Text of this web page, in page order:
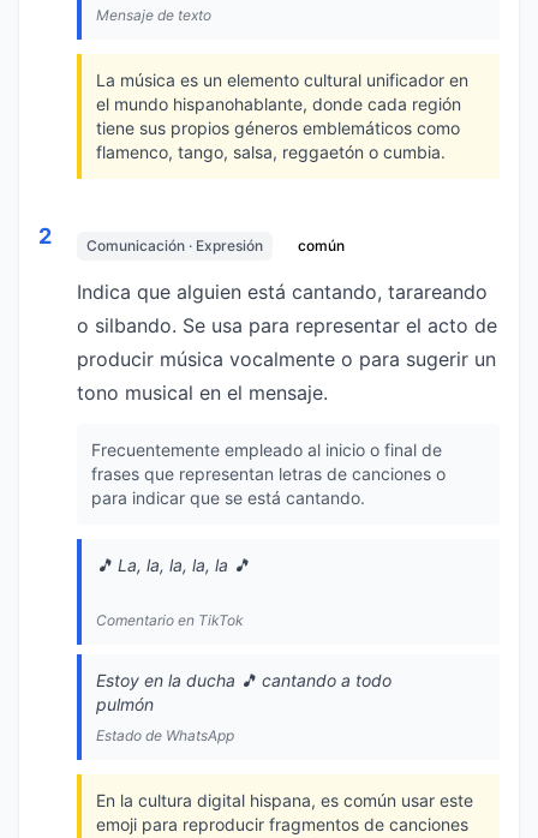
Mensaje de texto
La música es un elemento cultural unificador en
el mundo hispanohablante, donde cada región
tiene sus propios géneros emblemáticos como
flamenco, tango, salsa, reggaetón o cumbia.
2 Comunicación · Expresión común
Indica que alguien está cantando, tarareando
o silbando. Se usa para representar el acto de
producir música vocalmente o para sugerir un
tono musical en el mensaje.
Frecuentemente empleado al inicio o final de
frases que representan letras de canciones o
para indicar que se está cantando.
🎵 La, la, la, la, la 🎵
Comentario en TikTok
Estoy en la ducha 🎵 cantando a todo
pulmón
Estado de WhatsApp
En la cultura digital hispana, es común usar este
emoji para reproducir fragmentos de canciones